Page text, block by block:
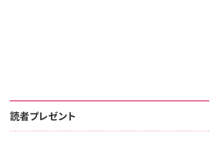
読者プレゼント